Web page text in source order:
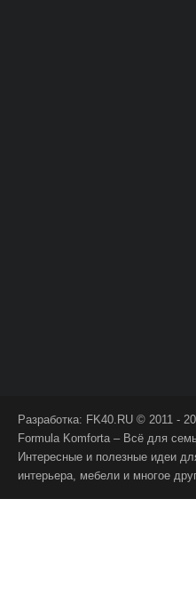
Разработка: FK40.RU © 2011 -
Formula Komforta – Всё для
Интересные и полезные идеи
интерьера, мебели и многое